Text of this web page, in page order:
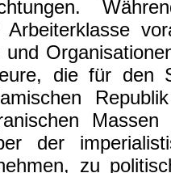
Arbeiterklasse
die für den
der
zu